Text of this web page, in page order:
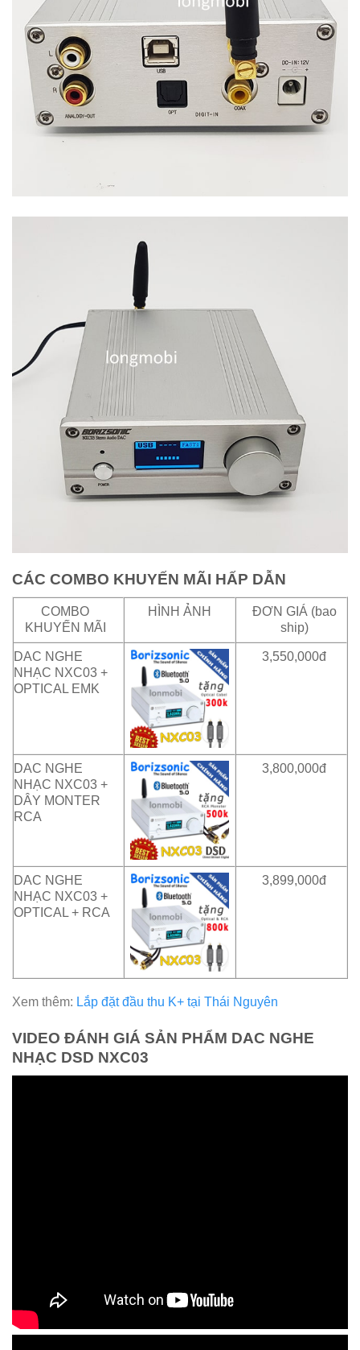
CÁC COMBO KHUYẾN MÃI HẤP DẪN
COMBO
KHUYẾN MÃI
HÌNH ẢNH
ĐƠN GIÁ (bao
ship)
DAC NGHE
NHẠC NXC03 +
OPTICAL EMK
3,550,000đ
DAC NGHE
NHẠC NXC03 +
DÂY MONTER
RCA
3,800,000đ
DAC NGHE
NHẠC NXC03 +
OPTICAL + RCA
3,899,000đ
Xem thêm: Lắp đặt đầu thu K+ tại Thái Nguyên
VIDEO ĐÁNH GIÁ SẢN PHẨM DAC NGHE
NHẠC DSD NXC03